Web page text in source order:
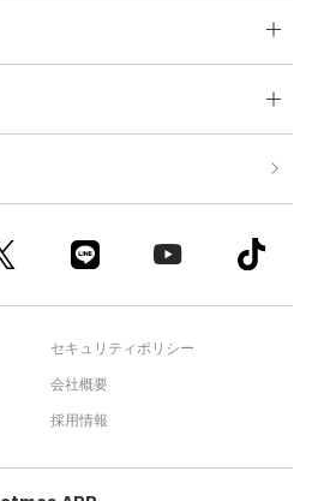
セキュリティポリシー
会社概要
採用情報